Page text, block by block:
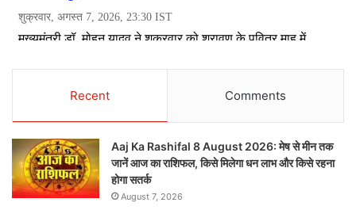
Recent Comments
Aaj Ka Rashifal 8 August 2026: मेष से मीन तक
जानें आज का राशिफल, किसे मिलेगा धन लाभ और किसे रहना
होगा सतर्क
August 7, 2026